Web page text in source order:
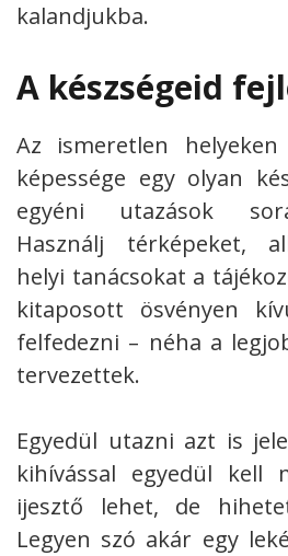
kalandjukba.
A készségeid
Az ismeretlen helyeken
képessége egy olyan
egyéni utazások
Használj térképeket,
helyi tanácsokat a
kitaposott ösvényen
felfedezni – néha a
tervezettek.
Egyedül utazni azt is
kihívással egyedül kell
ijesztő lehet, de
Legyen szó akár egy